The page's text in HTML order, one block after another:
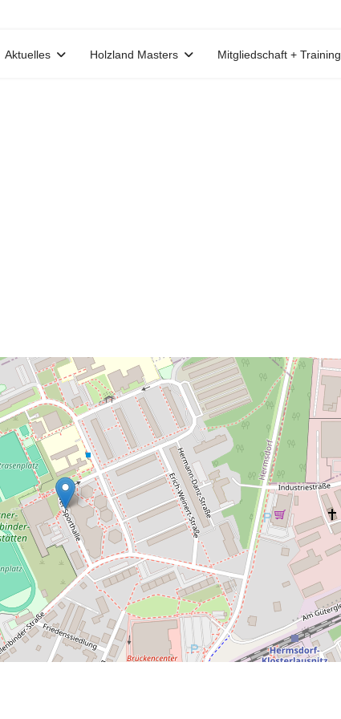
Aktuelles Holzland Masters Mitgliedschaft + Training